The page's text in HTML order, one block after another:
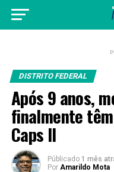
DISTRITO FEDERAL
Após 9 anos,
finalmente
Caps II
Públicado 1 mês
Por Amarildo Mota